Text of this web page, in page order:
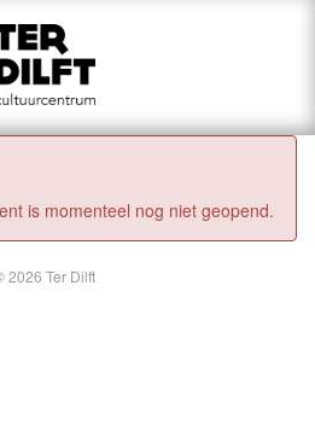
is momenteel nog niet geopend.
2026 Ter Dilft